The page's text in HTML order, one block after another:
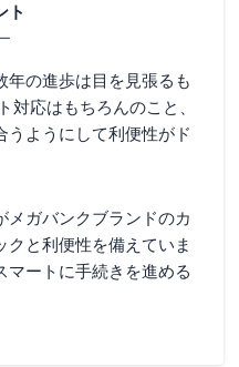
ト
年の進歩は目を見張るも
対応はもちろんのこと、
うようにして利便性がド
メガバンクブランドのカ
クと利便性を備えていま
マートに手続きを進める